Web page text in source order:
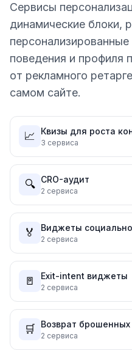
Сервисы
динамические блоки,
поведения и профиля
от рекламного
самом сайте.
📈 Квизы для роста
3 сервиса
🔍 CRO-аудит
2 сервиса
🏅 Виджеты
2 сервиса
🚪 Exit-intent виджеты
2 сервиса
🛒 Возврат брошенных
2 сервиса